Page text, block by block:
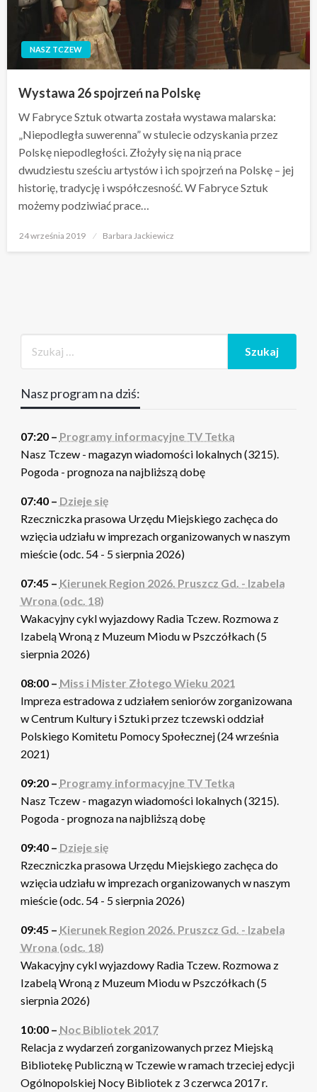
NASZ TCZEW
Wystawa 26 spojrzeń na Polskę
W Fabryce Sztuk otwarta została wystawa malarska:
„Niepodległa suwerenna” w stulecie odzyskania przez
Polskę niepodległości. Złożyły się na nią prace
dwudziestu sześciu artystów i ich spojrzeń na Polskę – jej
historię, tradycję i współczesność. W Fabryce Sztuk
możemy podziwiać prace…
Opublikowane
24 września 2019 Barbara Jackiewicz
Nasz program na dziś:
07:20 – Programy informacyjne TV Tetka
Nasz Tczew - magazyn wiadomości lokalnych (3215).
Pogoda - prognoza na najbliższą dobę
07:40 – Dzieje się
Rzeczniczka prasowa Urzędu Miejskiego zachęca do
wzięcia udziału w imprezach organizowanych w naszym
mieście (odc. 54 - 5 sierpnia 2026)
07:45 – Kierunek Region 2026. Pruszcz Gd. - Izabela
Wrona (odc. 18)
Wakacyjny cykl wyjazdowy Radia Tczew. Rozmowa z
Izabelą Wroną z Muzeum Miodu w Pszczółkach (5
sierpnia 2026)
08:00 – Miss i Mister Złotego Wieku 2021
Impreza estradowa z udziałem seniorów zorganizowana
w Centrum Kultury i Sztuki przez tczewski oddział
Polskiego Komitetu Pomocy Społecznej (24 września
2021)
09:20 – Programy informacyjne TV Tetka
Nasz Tczew - magazyn wiadomości lokalnych (3215).
Pogoda - prognoza na najbliższą dobę
09:40 – Dzieje się
Rzeczniczka prasowa Urzędu Miejskiego zachęca do
wzięcia udziału w imprezach organizowanych w naszym
mieście (odc. 54 - 5 sierpnia 2026)
09:45 – Kierunek Region 2026. Pruszcz Gd. - Izabela
Wrona (odc. 18)
Wakacyjny cykl wyjazdowy Radia Tczew. Rozmowa z
Izabelą Wroną z Muzeum Miodu w Pszczółkach (5
sierpnia 2026)
10:00 – Noc Bibliotek 2017
Relacja z wydarzeń zorganizowanych przez Miejską
Bibliotekę Publiczną w Tczewie w ramach trzeciej edycji
Ogólnopolskiej Nocy Bibliotek z 3 czerwca 2017 r.